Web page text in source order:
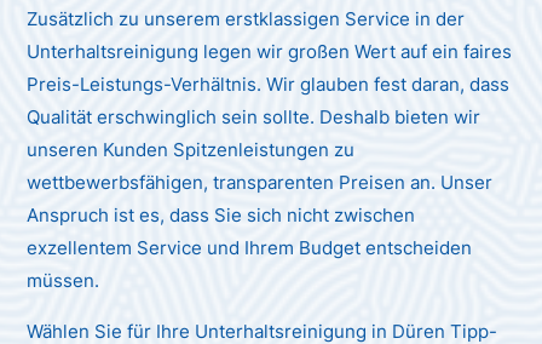
Zusätzlich zu unserem erstklassigen Service in der
Unterhaltsreinigung legen wir großen Wert auf ein faires
Preis-Leistungs-Verhältnis. Wir glauben fest daran, dass
Qualität erschwinglich sein sollte. Deshalb bieten wir
unseren Kunden Spitzenleistungen zu
wettbewerbsfähigen, transparenten Preisen an. Unser
Anspruch ist es, dass Sie sich nicht zwischen
exzellentem Service und Ihrem Budget entscheiden
müssen.
Wählen Sie für Ihre Unterhaltsreinigung in Düren Tipp-